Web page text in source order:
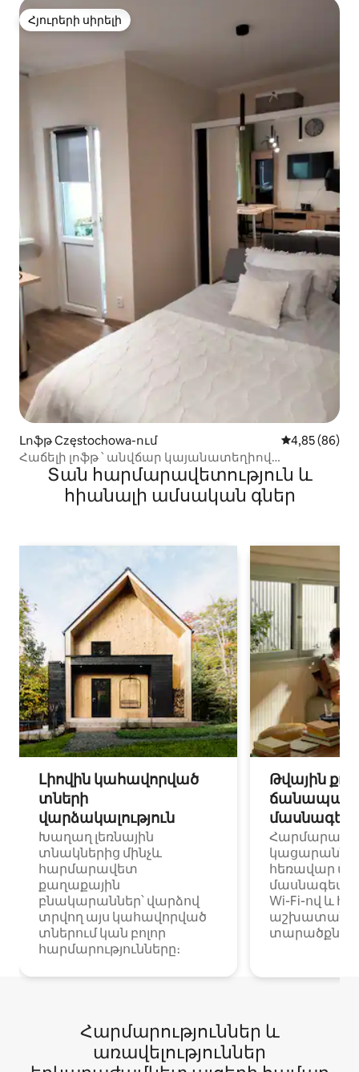
Հյուրերի սիրելի
Հյուրերի սիրելի
Լոֆթ Częstochowa-ում Միջին
4,85 (86)
Հաճելի լոֆթ ՝ անվճար կայանատեղիով
տարածքում
Տան հարմարավետություն և
հիանալի ամսական գներ
Լիովին կահավորված
տների
վարձակալություն
Խաղաղ լեռնային
տնակներից մինչև
հարմարավետ
քաղաքային
բնակարաններ՝ վարձով
տրվող այս կահավորված
տներում կան բոլոր
հարմարությունները։
Թվային
հեռավար
Wi-Fi-ով և
Հարմարություններ և
առավելություններ